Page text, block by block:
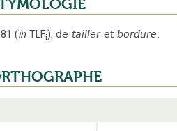
(in TLFi); de tailler et bordure.